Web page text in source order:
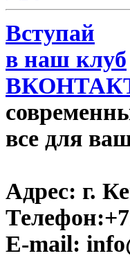
Вступай
в наш клуб
все для
Адрес: г.
Телефон:
E-mail: